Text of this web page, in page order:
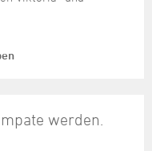
werden.